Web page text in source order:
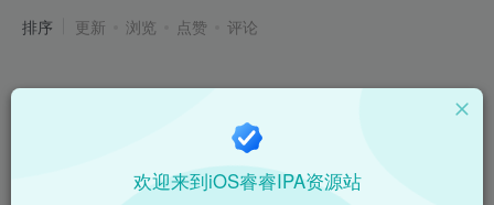
排序 更新 浏览 点赞 评论
欢迎来到iOS睿睿IPA资源站